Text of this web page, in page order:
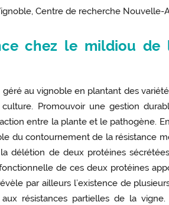
Centre de recherche
chez le mildiou
au vignoble en plantant des
Promouvoir une gestion
entre la plante et le pathogène.
du contournement de la résistance
délétion de deux protéines
de ces deux protéines
par ailleurs l’existence de
résistances partielles de la